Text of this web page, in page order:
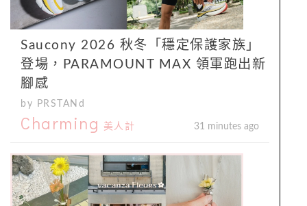
Saucony 2026 秋冬「穩定保護家族」
登場，PARAMOUNT MAX 領軍跑出新
腳感
by PRSTANd
Charming 美人計 31 minutes ago